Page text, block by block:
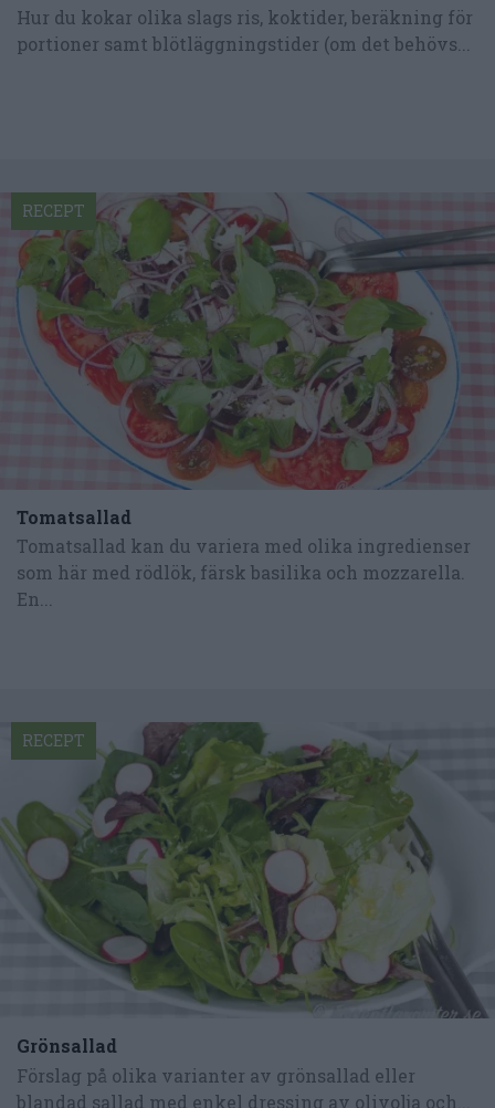
Hur du kokar olika slags ris, koktider, beräkning för
portioner samt blötläggningstider (om det behövs...
Tomatsallad
Tomatsallad kan du variera med olika ingredienser
som här med rödlök, färsk basilika och mozzarella.
En...
RECEPT
Grönsallad
Förslag på olika varianter av grönsallad eller
blandad sallad med enkel dressing av olivolja och...
RECEPT